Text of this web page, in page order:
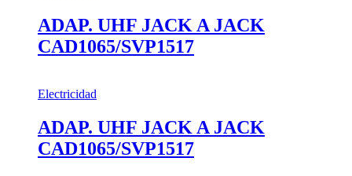
ADAP. UHF JACK A JACK
CAD1065/SVP1517
Electricidad
ADAP. UHF JACK A JACK
CAD1065/SVP1517